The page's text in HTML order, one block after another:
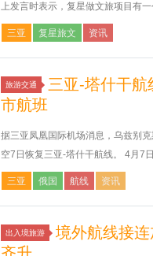
上发言时表示，复星做文旅项目有
三亚 复星旅文 资讯
旅游交通
三亚-塔什干
市航班
据三亚凤凰国际机场消息，乌兹别
空7日恢复三亚-塔什干航线。 4月7
三亚 俄国 航线 资讯
出入境旅游
境外航线接